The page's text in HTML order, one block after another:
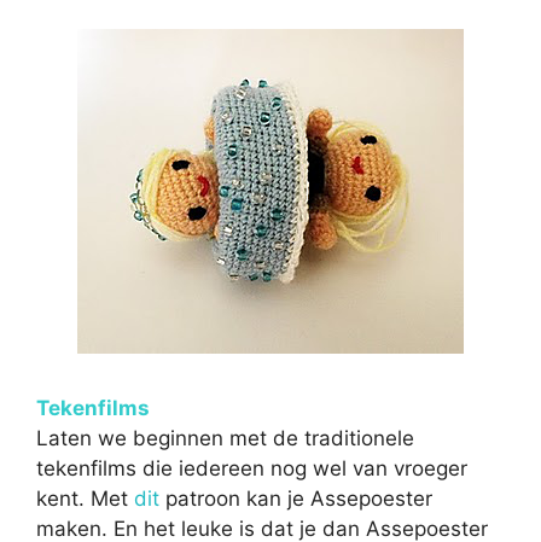
Tekenfilms
Laten we beginnen met de traditionele
tekenfilms die iedereen nog wel van vroeger
kent. Met dit patroon kan je Assepoester
maken. En het leuke is dat je dan Assepoester